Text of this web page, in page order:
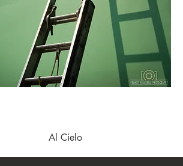
Vista rápida
Al Cielo